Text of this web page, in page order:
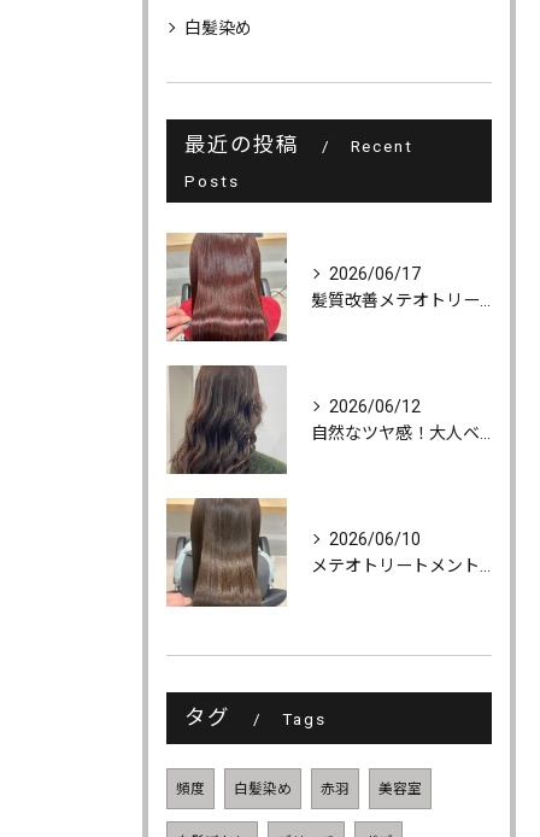
白髪染め
最近の投稿
Recent
Posts
2026/06/17
2026/06/12
2026/06/10
タグ Tags
頻度 白髪染め 赤羽 美容室